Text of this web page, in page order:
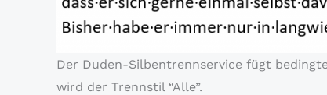
Der Duden-Silbentrennservice fügt
wird der Trennstil “Alle”.